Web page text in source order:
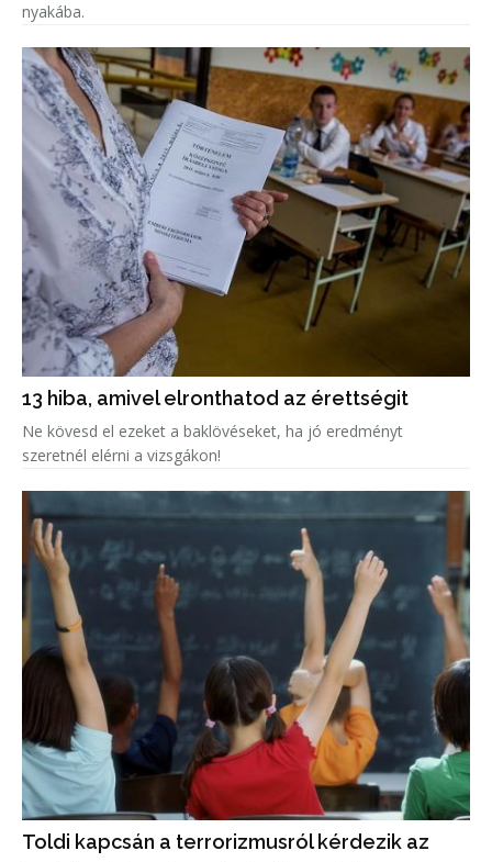
nyakába.
13 hiba, amivel elronthatod az érettségit
Ne kövesd el ezeket a baklövéseket, ha jó eredményt
szeretnél elérni a vizsgákon!
Toldi kapcsán a terrorizmusról kérdezik az